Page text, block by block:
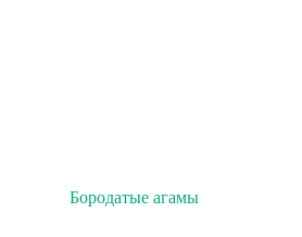
Бородатые агамы